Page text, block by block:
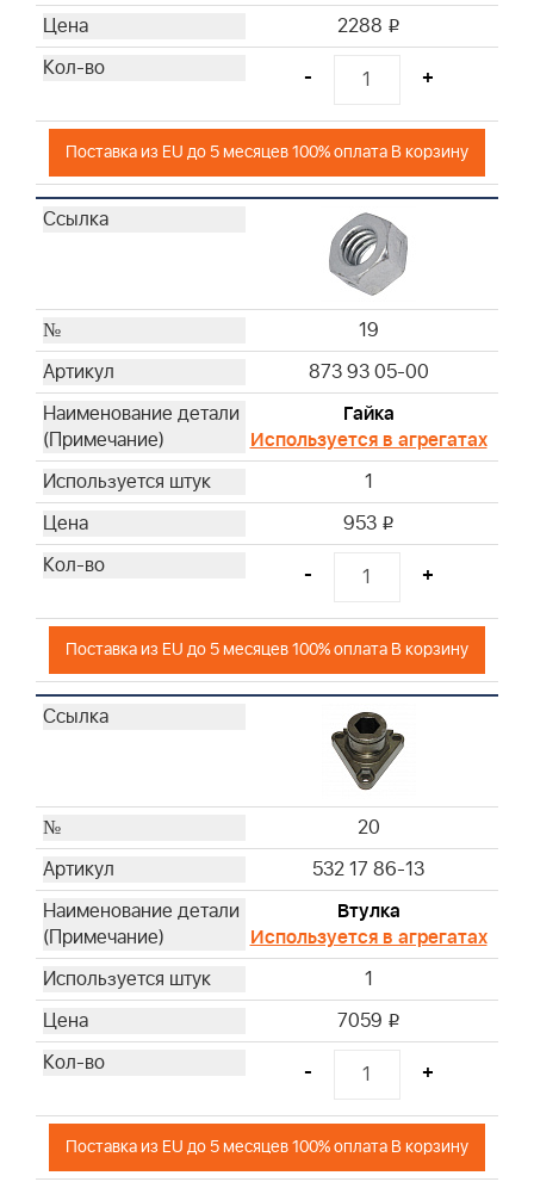
2288 i
- +
Поставка из EU до 5 месяцев 100% оплата В корзину
19
873 93 05-00
Гайка
Используется в агрегатах
1
953 i
- +
Поставка из EU до 5 месяцев 100% оплата В корзину
20
532 17 86-13
Втулка
Используется в агрегатах
1
7059 i
- +
Поставка из EU до 5 месяцев 100% оплата В корзину